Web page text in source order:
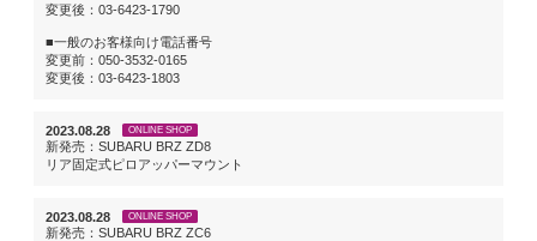
変更後：03-6423-1790
■一般のお客様向け電話番号
変更前：050-3532-0165
変更後：03-6423-1803
2023.08.28 ONLINE SHOP
新発売：SUBARU BRZ ZD8
リア固定式ピロアッパーマウント
2023.08.28 ONLINE SHOP
新発売：SUBARU BRZ ZC6